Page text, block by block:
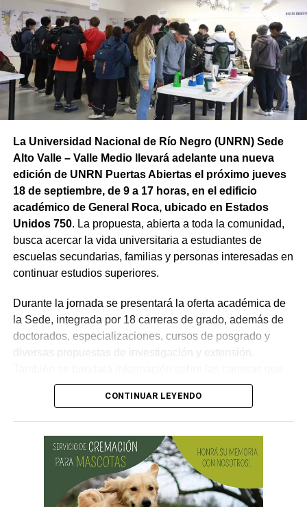
El uso del término en plural responde a una mirada más
inclusiva, que reconoce la diversidad de realidades que
atraviesan niños y niñas. La expresión busca visibilizar
las distintas condiciones sociales, culturales y
económicas, así como las diferentes oportunidades de
acceso a sus derechos.
La Universidad Nacional de Río Negro (UNRN) Sede
Alto Valle – Valle Medio llevará adelante una nueva
edición de UNRN Puertas Abiertas el próximo jueves
18 de septiembre, de 9 a 17 horas, en el edificio
académico de General Roca, ubicado en Estados
Unidos 750. La propuesta, abierta a toda la comunidad,
busca acercar la vida universitaria a estudiantes de
escuelas secundarias, familias y personas interesadas en
continuar estudios superiores.
Durante la jornada se presentará la oferta académica de
la Sede, integrada por 18 carreras de grado, además de
doctorados, especializaciones, cursos de posgrado y
diversas propuestas de investigación y extensión.
la UNRN dicta en otras localidades de la provincia, con el
objetivo de mostrar el alcance y la diversidad de la
La iniciativa apunta especialmente a estudiantes de 4°, 5°
y 6° año de escuelas secundarias y técnicas, en un
momento clave para la orientación vocacional y la
elección de un proyecto educativo. En este sentido, la
CONTINUAR LEYENDO